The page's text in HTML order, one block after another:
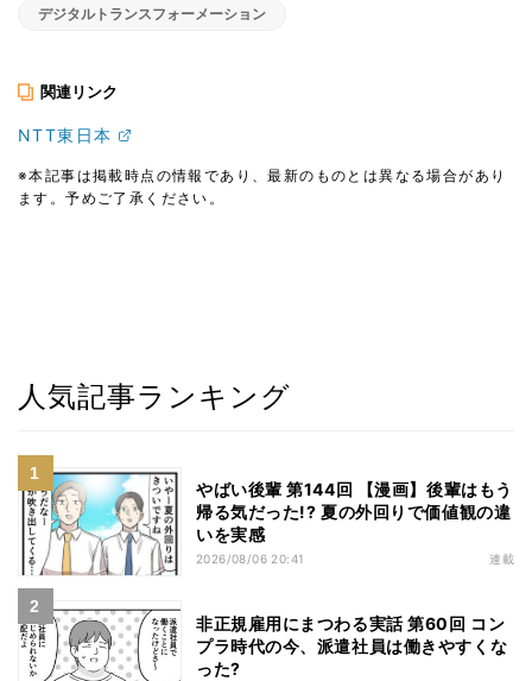
デジタルトランスフォーメーション
関連リンク
NTT東日本
※本記事は掲載時点の情報であり、最新のものとは異なる場合があり
ます。予めご了承ください。
人気記事ランキング
やばい後輩 第144回 【漫画】後輩はもう
帰る気だった!? 夏の外回りで価値観の違
いを実感
2026/08/06 20:41 連載
非正規雇用にまつわる実話 第60回 コン
プラ時代の今、派遣社員は働きやすくな
った?